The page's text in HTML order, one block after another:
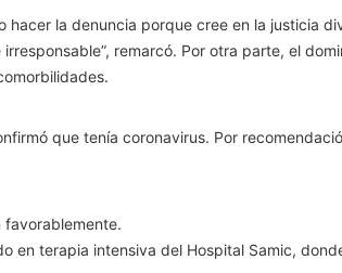
la denuncia porque cree en la justicia
remarcó. Por otra parte, el
que tenía coronavirus. Por
favorablemente.
en terapia intensiva del Hospital Samic,